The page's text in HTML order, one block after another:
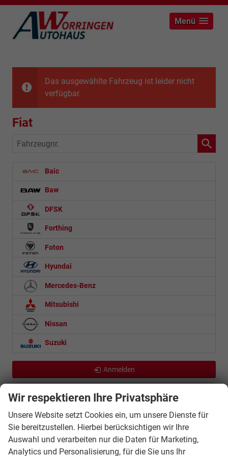
Menü
Das ausgewählte Fahrzeug ist leider nicht
verfügbar.
Fiat
Fahrzeugnr.
Baic
Baw
DFSK
Forthing
Foton
Hyundai
Mercedes-Benz
Mitsubishi
Nissan
Suzuki
Anmelden
Autohaus Gregor Worringen e.K.
Heidelsteinstraße 21
36043 Fulda
Wir respektieren Ihre Privatsphäre
Unsere Website setzt Cookies ein, um unsere Dienste für
Sie bereitzustellen. Hierbei berücksichtigen wir Ihre
Auswahl und verarbeiten nur die Daten für Marketing,
Analytics und Personalisierung, für die Sie uns Ihr